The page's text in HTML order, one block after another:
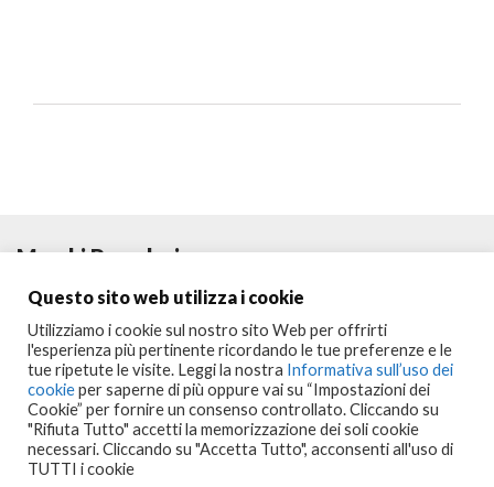
Marchi Popolari
Seguici su:
Questo sito web utilizza i cookie
Utilizziamo i cookie sul nostro sito Web per offrirti
l'esperienza più pertinente ricordando le tue preferenze e le
tue ripetute le visite. Leggi la nostra Informativa sull’uso dei
cookieper saperne di più oppure vai su “Impostazioni dei
Cookie” per fornire un consenso controllato. Cliccando su
"Rifiuta Tutto" accetti la memorizzazione dei soli cookie
necessari. Cliccando su "Accetta Tutto", acconsenti all'uso di
TUTTI i cookie